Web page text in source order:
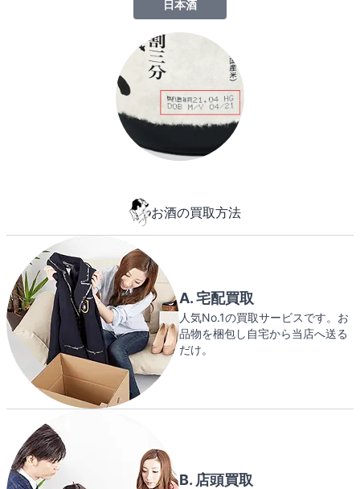
日本酒
お酒の買取方法
A. 宅配買取
人気No.1の買取サービスです。お
品物を梱包し自宅から当店へ送る
だけ。
B. 店頭買取